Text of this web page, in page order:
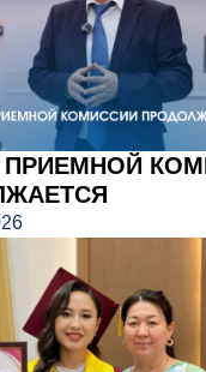
ПРИЕМНОЙ